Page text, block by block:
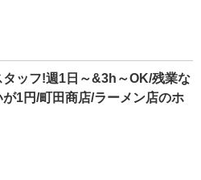
ッフ!週1日～&3h～OK/残業な
1円/町田商店/ラーメン店のホ